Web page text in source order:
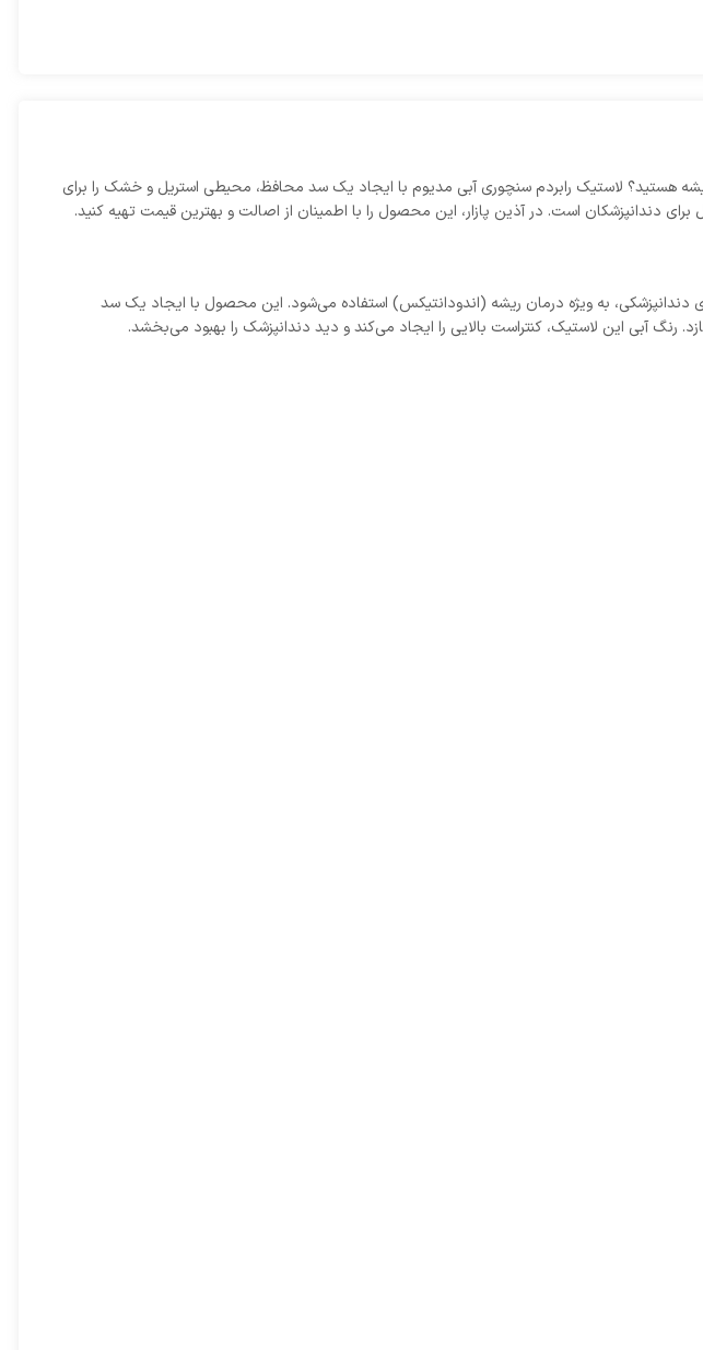
هستید؟ لاستیک رابردم سنچوری آبی مدیوم با ایجاد یک سد محافظ، محیطی استریل و خشک را برای
دندانپزشکان است. در آذین پازار، این محصول را با اطمینان از اصالت و بهترین قیمت تهیه کنید.
به ویژه درمان ریشه (اندودانتیکس) استفاده می‌شود. این محصول با ایجاد یک سد
رنگ آبی این لاستیک، کنتراست بالایی را ایجاد می‌کند و دید دندانپزشک را بهبود می‌بخشد.